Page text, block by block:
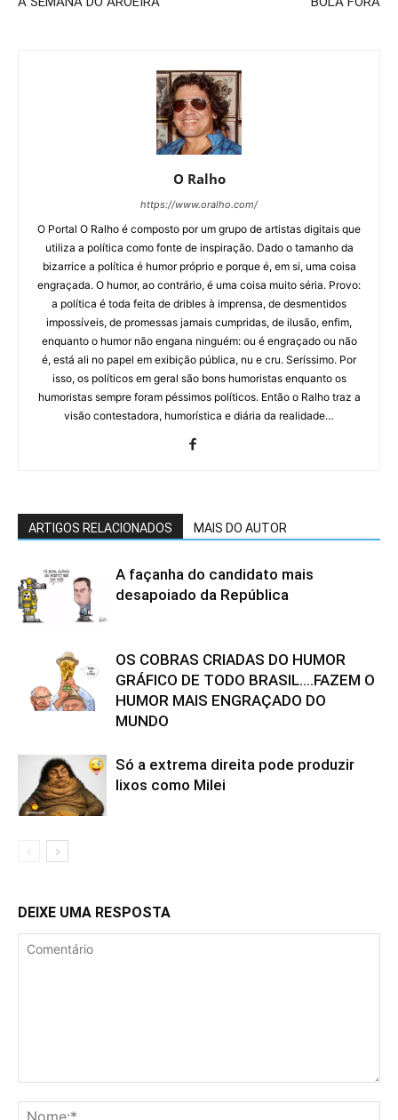
O Ralho
https://www.oralho.com/
O Portal O Ralho é composto por um grupo de artistas digitais que
utiliza a política como fonte de inspiração. Dado o tamanho da
bizarrice a política é humor próprio e porque é, em si, uma coisa
engraçada. O humor, ao contrário, é uma coisa muito séria. Provo:
a política é toda feita de dribles à imprensa, de desmentidos
impossíveis, de promessas jamais cumpridas, de ilusão, enfim,
enquanto o humor não engana ninguém: ou é engraçado ou não
é, está ali no papel em exibição pública, nu e cru. Seríssimo. Por
isso, os políticos em geral são bons humoristas enquanto os
humoristas sempre foram péssimos políticos. Então o Ralho traz a
visão contestadora, humorística e diária da realidade…
ARTIGOS RELACIONADOS MAIS DO AUTOR
A façanha do candidato mais
desapoiado da República
OS COBRAS CRIADAS DO HUMOR
GRÁFICO DE TODO BRASIL….FAZEM O
HUMOR MAIS ENGRAÇADO DO
MUNDO
Só a extrema direita pode produzir
lixos como Milei
DEIXE UMA RESPOSTA